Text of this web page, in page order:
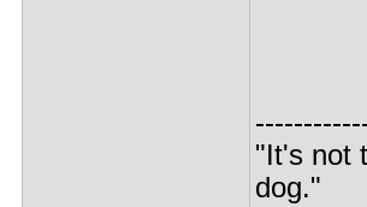
"It's not
dog."